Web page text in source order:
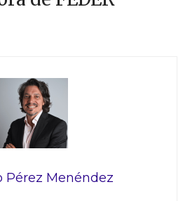
Pérez Menéndez